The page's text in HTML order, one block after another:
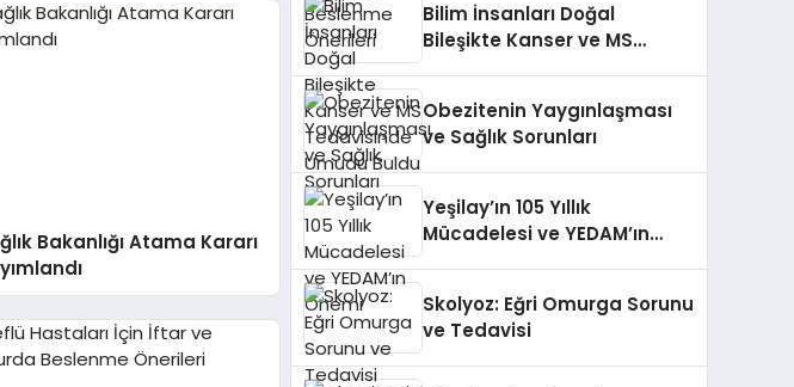
Bakanlığı Atama Kararı
Bilim İnsanları Doğal
Bileşikte Kanser ve MS
Obezitenin Yaygınlaşması
ve Sağlık Sorunları
Yeşilay’ın 105 Yıllık
Mücadelesi ve YEDAM’ın
Skolyoz: Eğri Omurga Sorunu
ve Tedavisi